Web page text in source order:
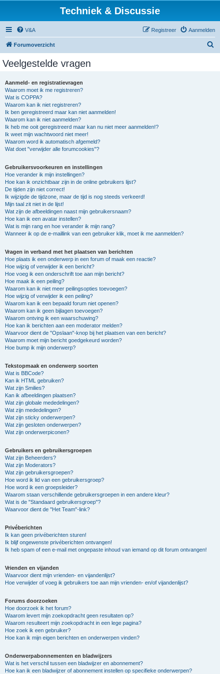
Techniek & Discussie
V&A Aanmelden
Registreer
Forumoverzicht
Veelgestelde vragen
Aanmeld- en registratievragen
Waarom moet ik me registreren?
Wat is COPPA?
Waarom kan ik niet registreren?
Ik ben geregistreerd maar kan niet aanmelden!
Waarom kan ik niet aanmelden?
Ik heb me ooit geregistreerd maar kan nu niet meer aanmelden!?
Ik weet mijn wachtwoord niet meer!
Waarom word ik automatisch afgemeld?
Wat doet "verwijder alle forumcookies"?
Gebruikersvoorkeuren en instellingen
Hoe verander ik mijn instellingen?
Hoe kan ik onzichtbaar zijn in de online gebruikers lijst?
De tijden zijn niet correct!
Ik wijzigde de tijdzone, maar de tijd is nog steeds verkeerd!
Mijn taal zit niet in de lijst!
Wat zijn de afbeeldingen naast mijn gebruikersnaam?
Hoe kan ik een avatar instellen?
Wat is mijn rang en hoe verander ik mijn rang?
Wanneer ik op de e-maillink van een gebruiker klik, moet ik me aanmelden?
Vragen in verband met het plaatsen van berichten
Hoe plaats ik een onderwerp in een forum of maak een reactie?
Hoe wijzig of verwijder ik een bericht?
Hoe voeg ik een onderschrift toe aan mijn bericht?
Hoe maak ik een peiling?
Waarom kan ik niet meer peilingsopties toevoegen?
Hoe wijzig of verwijder ik een peiling?
Waarom kan ik een bepaald forum niet openen?
Waarom kan ik geen bijlagen toevoegen?
Waarom ontving ik een waarschuwing?
Hoe kan ik berichten aan een moderator melden?
Waarvoor dient de "Opslaan"-knop bij het plaatsen van een bericht?
Waarom moet mijn bericht goedgekeurd worden?
Hoe bump ik mijn onderwerp?
Tekstopmaak en onderwerp soorten
Wat is BBCode?
Kan ik HTML gebruiken?
Wat zijn Smilies?
Kan ik afbeeldingen plaatsen?
Wat zijn globale mededelingen?
Wat zijn mededelingen?
Wat zijn sticky onderwerpen?
Wat zijn gesloten onderwerpen?
Wat zijn onderwerpiconen?
Gebruikers en gebruikersgroepen
Wat zijn Beheerders?
Wat zijn Moderators?
Wat zijn gebruikersgroepen?
Hoe word ik lid van een gebruikersgroep?
Hoe word ik een groepsleider?
Waarom staan verschillende gebruikersgroepen in een andere kleur?
Wat is de "Standaard gebruikersgroep"?
Waarvoor dient de "Het Team"-link?
Privéberichten
Ik kan geen privéberichten sturen!
Ik blijf ongewenste privéberichten ontvangen!
Ik heb spam of een e-mail met ongepaste inhoud van iemand op dit forum ontvangen!
Vrienden en vijanden
Waarvoor dient mijn vrienden- en vijandenlijst?
Hoe verwijder of voeg ik gebruikers toe aan mijn vrienden- en/of vijandenlijst?
Forums doorzoeken
Hoe doorzoek ik het forum?
Waarom levert mijn zoekopdracht geen resultaten op?
Waarom resulteert mijn zoekopdracht in een lege pagina?
Hoe zoek ik een gebruiker?
Hoe kan ik mijn eigen berichten en onderwerpen vinden?
Onderwerpabonnementen en bladwijzers
Wat is het verschil tussen een bladwijzer en abonnement?
Hoe kan ik een bladwijzer of abonnement instellen op specifieke onderwerpen?